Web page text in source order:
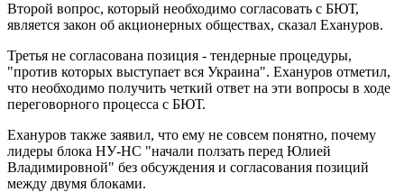
Второй вопрос, который необходимо согласовать с БЮТ,
является закон об акционерных обществах, сказал Ехануров.
Третья не согласована позиция - тендерные процедуры,
"против которых выступает вся Украина". Ехануров отметил,
что необходимо получить четкий ответ на эти вопросы в ходе
переговорного процесса с БЮТ.
Ехануров также заявил, что ему не совсем понятно, почему
лидеры блока НУ-НС "начали ползать перед Юлией
Владимировной" без обсуждения и согласования позиций
между двумя блоками.